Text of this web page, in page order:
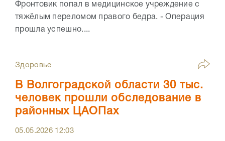
Фронтовик попал в медицинское учреждение с
тяжёлым переломом правого бедра. - Операция
прошла успешно....
Здоровье
В Волгоградской области 30 тыс.
человек прошли обследование в
районных ЦАОПах
05.05.2026 12:03